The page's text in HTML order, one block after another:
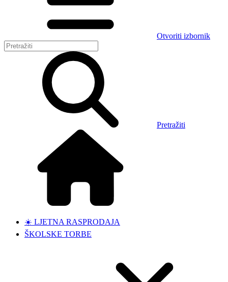
Otvoriti izbornik
Pretražiti
☀️ LJETNA RASPRODAJA
ŠKOLSKE TORBE